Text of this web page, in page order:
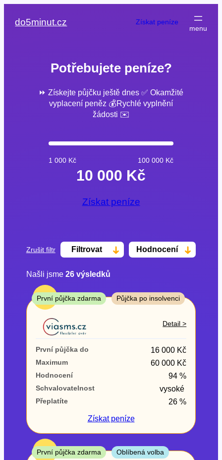
do5minut.cz Získat peníze
Potřebujete peníze?
⏩ Získejte půjčku ještě dnes ✅ Okamžité
vyplacení peněz 💰Rychlé vyplnění
žádosti ✉️
1 000 Kč 100 000 Kč
10 000 Kč
Získat peníze
Zrušit filtr Filtrovat Hodnocení
Cena
Od
První půjčka zdarma
–
ano
ne
Ve zkušebce
ano
ne
Našli jsme 26výsledků
TOP
První půjčka zdarma Půjčka po insolvenci
Detail >
První půjčka do 16 000 Kč
Maximum 60 000 Kč
Hodnocení 94 %
Schvalovatelnost vysoké
Přeplatíte
26 %
Získatpeníze
TOP
První půjčka zdarma Oblíbená volba